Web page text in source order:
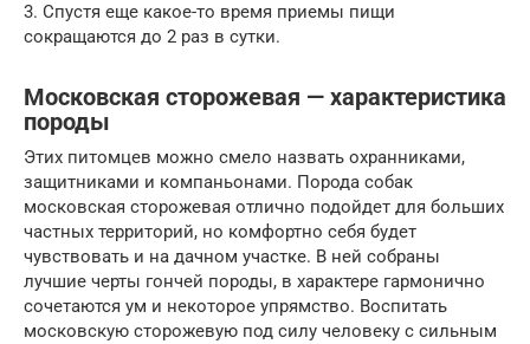
3. Спустя еще какое-то время приемы пищи
сокращаются до 2 раз в сутки.
Московская сторожевая — характеристика
породы
Этих питомцев можно смело назвать охранниками,
защитниками и компаньонами. Порода собак
московская сторожевая отлично подойдет для больших
частных территорий, но комфортно себя будет
чувствовать и на дачном участке. В ней собраны
лучшие черты гончей породы, в характере гармонично
сочетаются ум и некоторое упрямство. Воспитать
московскую сторожевую под силу человеку с сильным